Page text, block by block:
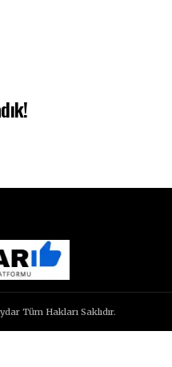
Tüm Hakları Saklıdır.